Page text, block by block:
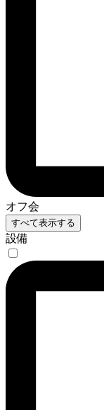
オフ会
すべて表示する
設備